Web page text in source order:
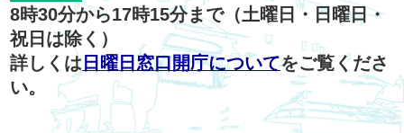
8時30分から17時15分まで（土曜日・日曜日・
祝日は除く）
詳しくは 日曜日窓口開庁についてをご覧くださ
い。